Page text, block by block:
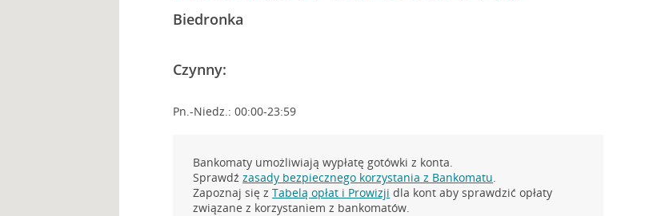
Biedronka
Czynny:
Pn.-Niedz.: 00:00-23:59
Bankomaty umożliwiają wypłatę gotówki z konta.
Sprawdźzasady bezpiecznego korzystania z Bankomatu.
Zapoznaj się zTabelą opłat i Prowizji dla kont aby sprawdzić opłaty
związane z korzystaniem z bankomatów.